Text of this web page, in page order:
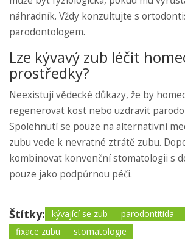
náhradník. Vždy konzultujte s
parodontologem.
Lze kývavý zub léčit
prostředky?
Neexistují vědecké důkazy, že by
regenerovat kost nebo uzdravit
Spolehnutí se pouze na alternativní
zubu vede k nevratné ztrátě zubu.
kombinovat konvenční stomatologii s
pouze jako podpůrnou péči.
Štítky: kývající se zub parodontitida
fixace zubu
stomatologie